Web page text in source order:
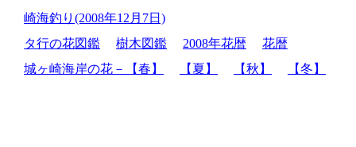
崎海釣り(2008年12月7日)
タ行の花図鑑
樹木図鑑 2008年花暦
花暦
城ヶ崎海岸の花－【春】
【夏】 【秋】 【冬】